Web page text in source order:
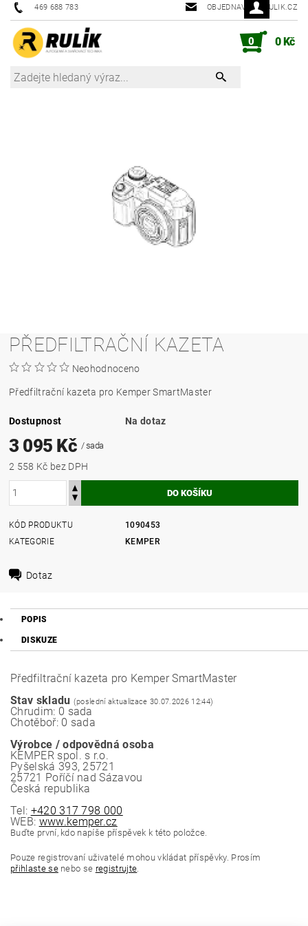
469 688 783 OBJEDNAVKY@RULIK.CZ
0 0 Kč
PŘEDFILTRAČNÍ KAZETA
Neohodnoceno
Předfiltrační kazeta pro Kemper SmartMaster
Dostupnost Na dotaz
3 095 Kč / sada
2 558 Kč bez DPH
KÓD PRODUKTU
1090453
KATEGORIE
KEMPER
Dotaz
POPIS
DISKUZE
Předfiltrační kazeta pro Kemper SmartMaster
Stav skladu (poslední aktualizace 30.07.2026 12:44)
Chrudim: 0 sada
Chotěboř: 0 sada
Výrobce / odpovědná osoba
KEMPER spol. s r.o.
Pyšelská 393, 25721
25721 Poříčí nad Sázavou
Česká republika
Tel: +420 317 798 000
WEB: www.kemper.cz
Buďte první, kdo napíše příspěvek k této položce.
Pouze registrovaní uživatelé mohou vkládat příspěvky. Prosím
přihlaste senebo se registrujte.